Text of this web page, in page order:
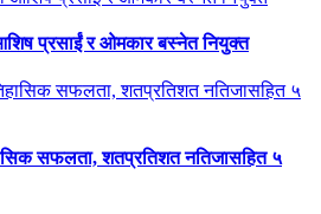
प्रसाईं र ओमकार बस्नेत नियुक्त
सफलता, शतप्रतिशत नतिजासहित ५